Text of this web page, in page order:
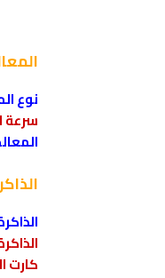
نوع
سرعة
كارت